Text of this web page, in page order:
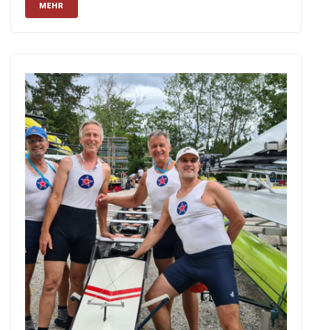
MEHR